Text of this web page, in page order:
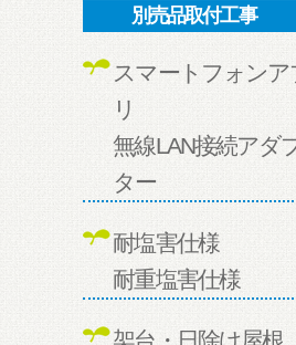
別売品取付工事
スマートフォンア
リ
無線LAN接続アダ
ター
耐塩害仕様
耐重塩害仕様